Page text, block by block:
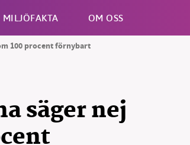
MILJÖFAKTA OM OSS
100 procent förnybart
säger nej